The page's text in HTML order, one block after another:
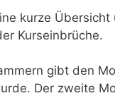
kurze
Kurseinbrüche.
gibt den
Der zweite